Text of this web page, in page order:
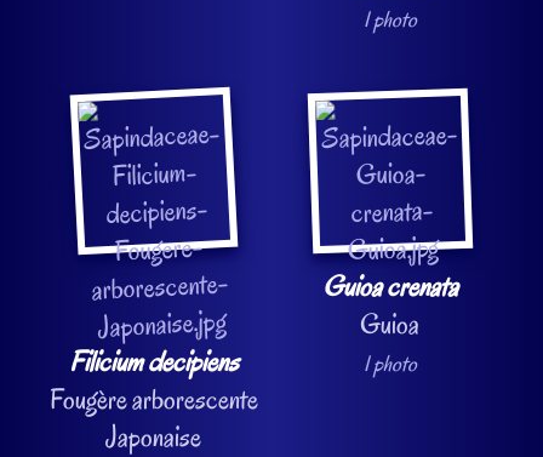
1 photo
Filicium decipiens
Fougère arborescente
Japonaise
Guioa crenata
Guioa
1 photo